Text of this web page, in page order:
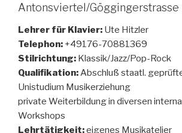
Antonsviertel/Göggingerstrasse
Lehrer für Klavier: Ute Hitzler
Telephon: +49176-70881369
Stilrichtung: Klassik/Jazz/Pop-Rock
Qualifikation:Abschluß staatl.
Unistudium Musikerziehung
private Weiterbildung in diversen
Workshops
Lehrtätigkeit:eigenes Musikatelier